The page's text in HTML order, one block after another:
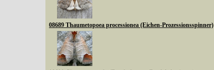
08689 Thaumetopoea processionea (Eichen-Prozessionsspinner)